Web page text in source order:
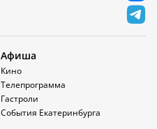
Афиша
Кино
Телепрограмма
Гастроли
События Екатеринбурга